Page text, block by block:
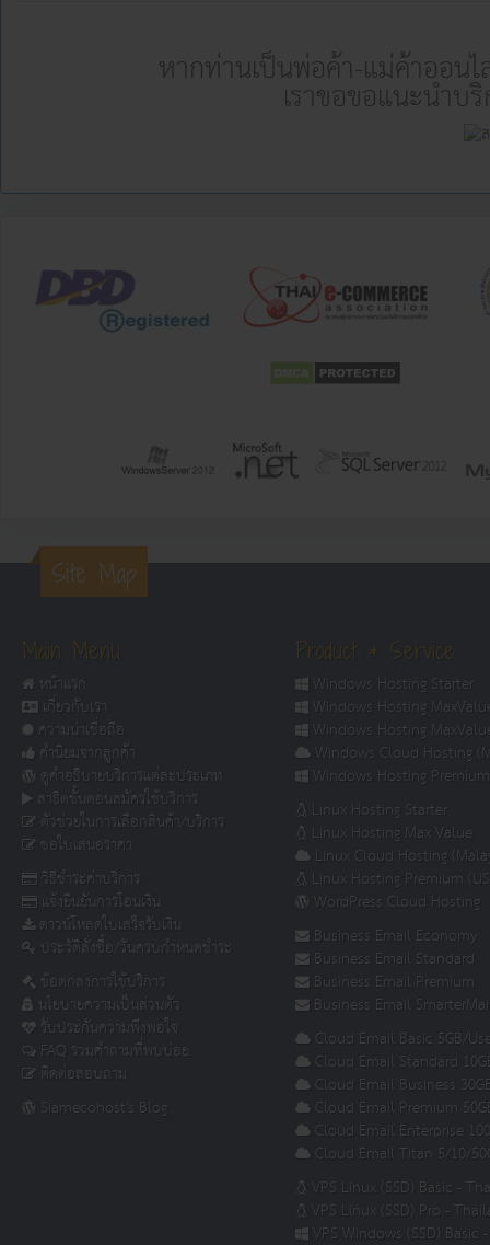
หากท่านเป็นพ่อค้า-แม่ค้าออน
เราขอขอแนะนำ
Site Map
Main Menu
หน้าแรก
เกี่ยวกับเรา
ความน่าเชื่อถือ
คำนิยมจากลูกค้า
ดูคำอธิบายบริการแต่ละประเภท
สาธิตขั้นตอนสมัครใช้บริการ
ตัวช่วยในการเลือกสินค้า/บริการ
ขอใบเสนอราคา
วิธีชำระค่าบริการ
แจ้งยืนยันการโอนเงิน
ดาวน์โหลดใบเสร็จรับเงิน
ประวัติสั่งซื้อ/วันครบกำหนดชำระ
ข้อตกลงการใช้บริการ
นโยบายความเป็นส่วนตัว
รับประกันความพึงพอใจ
FAQ รวมคำถามที่พบบ่อย
ติดต่อสอบถาม
Siamecohost's Blog
Product & Service
Windows Hosting Starter
Windows Hosting
Windows Hosting
Windows Cloud Hosting
Windows Hosting
Linux Hosting Starter
Linux Hosting Max Value
Linux Cloud Hosting
Linux Hosting Premium
WordPress Cloud Hosting
Business Email Economy
Business Email Standard
Business Email Premium
Business Email
Cloud Email Basic 5GB/
Cloud Email Standard
Cloud Email Business
Cloud Email Premium
Cloud Email Enterprise
Cloud Email Titan 5/10/
VPS Linux (SSD) Basic -
VPS Linux (SSD) Pro -
VPS Windows (SSD)